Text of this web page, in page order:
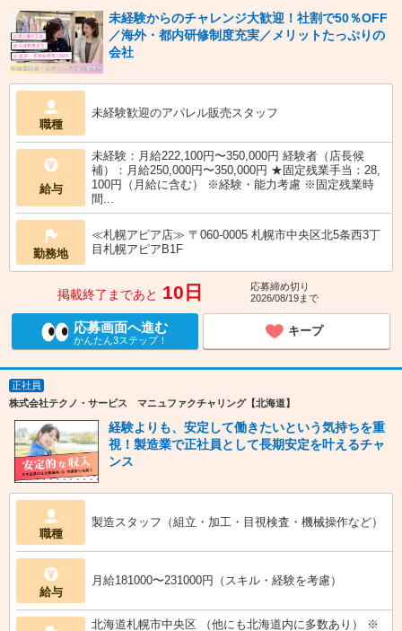
未経験からのチャレンジ大歓迎！社割で50％OFF
／海外・都内研修制度充実／メリットたっぷりの
会社
職種
未経験歓迎のアパレル販売スタッフ
給与
未経験：月給222,100円〜350,000円 経験者（店長候
補）：月給250,000円〜350,000円 ★固定残業手当：28,
100円（月給に含む） ※経験・能力考慮 ※固定残業時
間...
勤務地
≪札幌アピア店≫ 〒060-0005 札幌市中央区北5条西3丁
目札幌アピアB1F
掲載終了まであと 10日
応募締め切り
2026/08/19まで
応募画面へ進む
かんたん3ステップ！
キープ
正社員
株式会社テクノ・サービス マニュファクチャリング【北海道】
経験よりも、安定して働きたいという気持ちを重
視！製造業で正社員として長期安定を叶えるチャ
ンス
職種
製造スタッフ（組立・加工・目視検査・機械操作など）
給与
月給181000〜231000円（スキル・経験を考慮）
北海道札幌市中央区 （他にも北海道内に多数あり） ※